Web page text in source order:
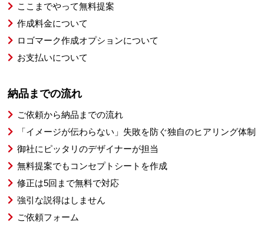
ここまでやって無料提案
作成料金について
ロゴマーク作成オプションについて
お支払いについて
納品までの流れ
ご依頼から納品までの流れ
「イメージが伝わらない」失敗を防ぐ独自のヒアリング体制
御社にピッタリのデザイナーが担当
無料提案でもコンセプトシートを作成
修正は5回まで無料で対応
強引な説得はしません
ご依頼フォーム